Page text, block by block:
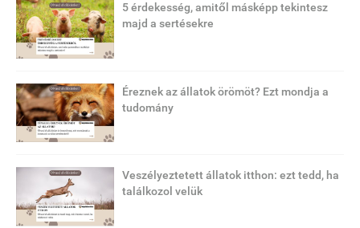
5 érdekesség, amitől másképp tekintesz
majd a sertésekre
Éreznek az állatok örömöt? Ezt mondja a
tudomány
Veszélyeztetett állatok itthon: ezt tedd, ha
találkozol velük